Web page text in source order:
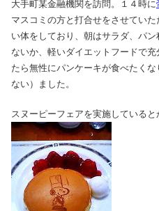
大手町某金融機関を訪問。１４時に
マスコミの方と打合せをさせてい
い体をしており、朝はサラダ、パ
ないか、軽いダイエットフードで
たら無性にパンケーキが食べたく
ない）ました。
スヌーピーフェアを実施していると